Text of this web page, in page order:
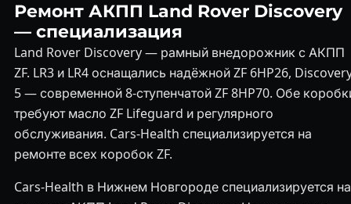
Ремонт АКПП Land Rover Discovery
— специализация
Land Rover Discovery — рамный внедорожник с АКПП
ZF. LR3 и LR4 оснащались надёжной ZF 6HP26,
5 — современной 8-ступенчатой ZF 8HP70. Обе
требуют масло ZF Lifeguard и регулярного
обслуживания. Cars-Health специализируется на
ремонте всех коробок ZF.
Cars-Health в Нижнем Новгороде специализируется на